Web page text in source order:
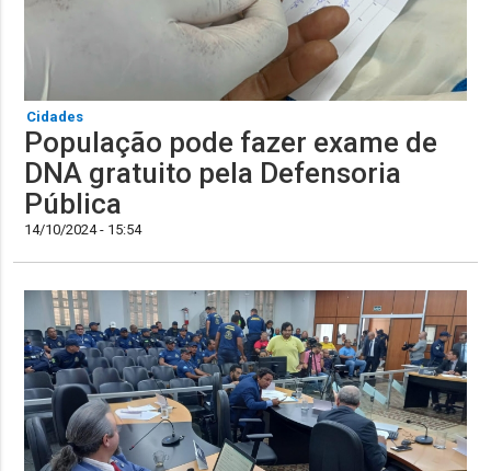
Cidades
População pode fazer exame de
DNA gratuito pela Defensoria
Pública
14/10/2024 - 15:54